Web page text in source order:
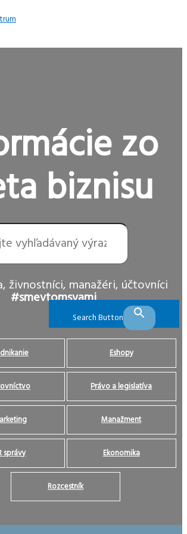
zo
biznisu
Search Button
živnostníci, manažéri, účtovníci
#smevtomsvami
Eshopy
Právo a legislatíva
Manažment
správy Ekonomika
Rozcestník